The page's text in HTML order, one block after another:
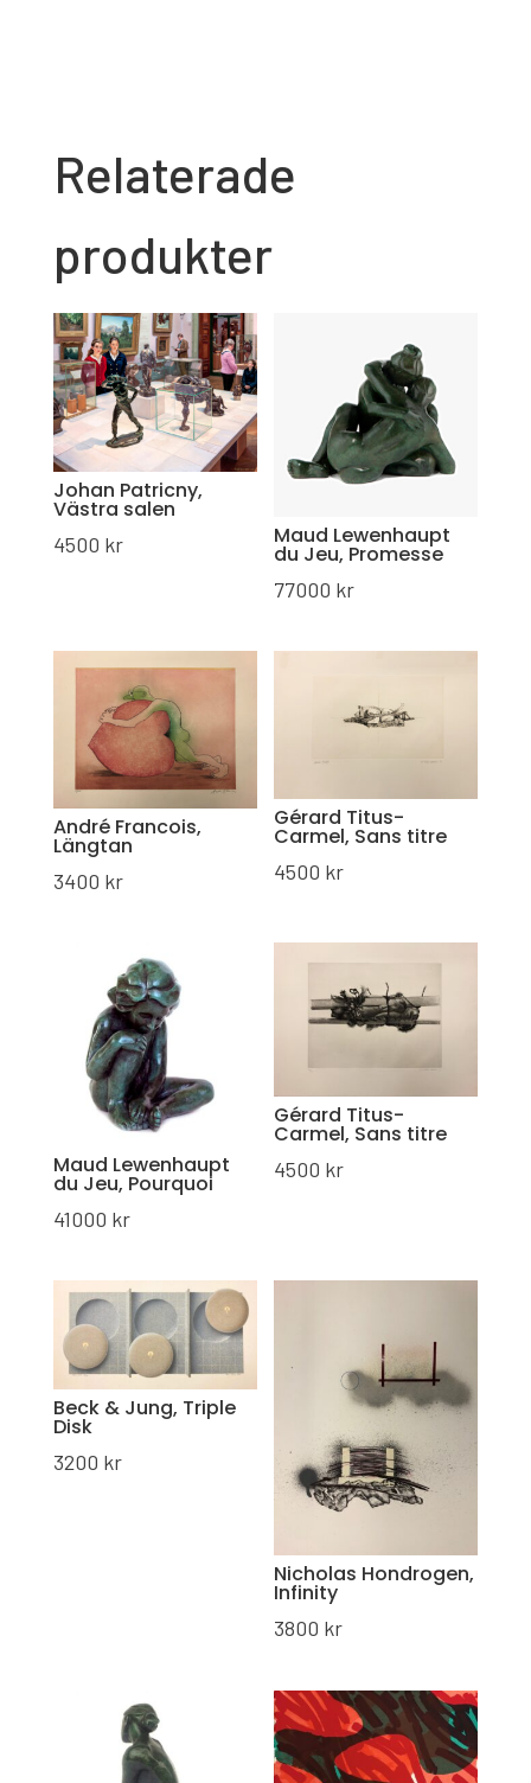
Relaterade
produkter
Johan Patricny,
Västra salen
4500 kr Maud Lewenhaupt
du Jeu, Promesse
77000 kr
André Francois,
Längtan
3400 kr
Gérard Titus-
Carmel, Sans titre
4500 kr
Maud Lewenhaupt
du Jeu, Pourquoi
41000 kr
Gérard Titus-
Carmel, Sans titre
4500 kr
Beck & Jung, Triple
Disk
3200 kr
Nicholas Hondrogen,
Infinity
3800 kr